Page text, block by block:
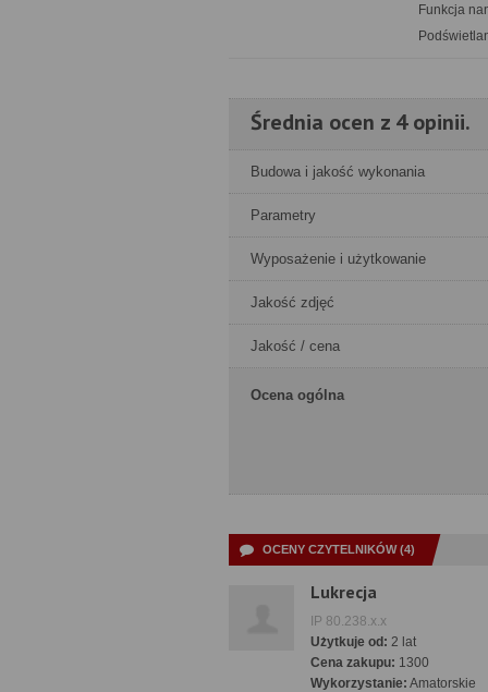
Funkcja
Średnia ocen z 4 opinii.
Budowa i jakość wykonania
Parametry
Wyposażenie i użytkowanie
Jakość zdjęć
Jakość / cena
Ocena ogólna
OCENY CZYTELNIKÓW (4)
Lukrecja
IP 80.238.x.x
Użytkuje od: 2 lat
Cena zakupu: 1300
Wykorzystanie: Amatorskie